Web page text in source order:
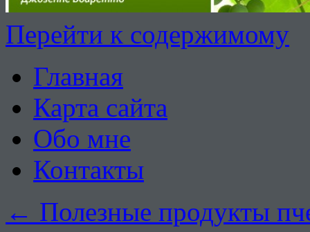
Перейти к содержимому
Главная
Карта сайта
Обо мне
Контакты
← Полезные продукты